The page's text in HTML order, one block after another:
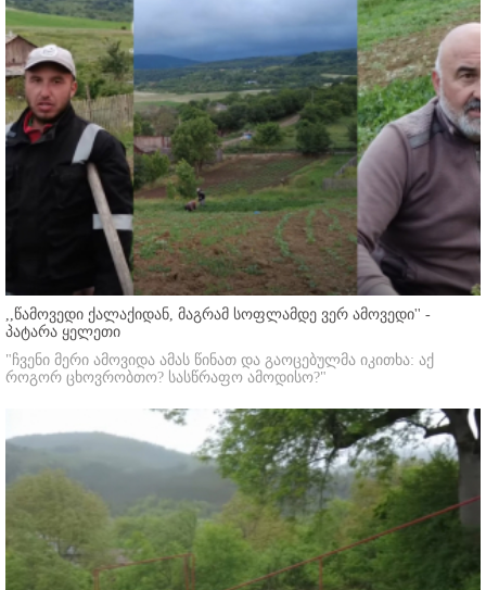
,,წამოვედი ქალაქიდან, მაგრამ სოფლამდე ვერ ამოვედი'' -
პატარა ყელეთი
"ჩვენი მერი ამოვიდა ამას წინათ და გაოცებულმა იკითხა: აქ
როგორ ცხოვრობთო? სასწრაფო ამოდისო?"